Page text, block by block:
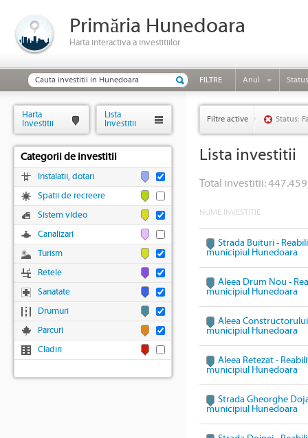
Primăria Hunedoara
Harta interactiva a investitiilor
FILTRE Anul Status
Filtre active Status:
Lista investitii
Total investitii:
NUME INVESTITIE
Strada Buituri -
municipiul Hunedoara
Aleea Drum Nou -
municipiul Hunedoara
Aleea
municipiul Hunedoara
Aleea Retezat -
municipiul Hunedoara
Strada Gheorghe
municipiul Hunedoara
Harta
Investitii
Lista
Investitii
Categorii de investitii
Instalatii, dotari
Spatii de recreere
Sistem video
Canalizari
Turism
Retele
Sanatate
Drumuri
Parcuri
Cladiri